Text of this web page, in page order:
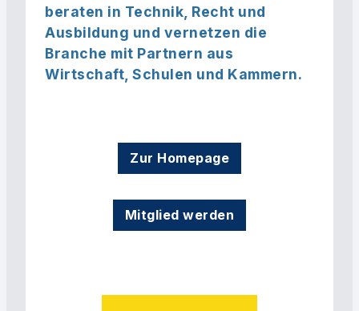
beraten in Technik, Recht und
Ausbildung und vernetzen die
Branche mit Partnern aus
Wirtschaft, Schulen und Kammern.
Zur Homepage
Mitglied werden